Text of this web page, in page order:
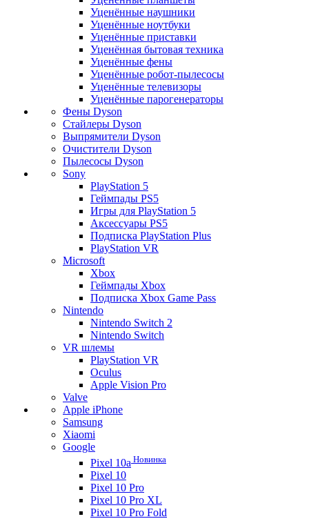
Уценённые наушники
Уценённые ноутбуки
Уценённые приставки
Уценённая бытовая техника
Уценённые фены
Уценённые робот-пылесосы
Уценённые телевизоры
Уценённые парогенераторы
Фены Dyson
Стайлеры Dyson
Выпрямители Dyson
Очистители Dyson
Пылесосы Dyson
Sony
PlayStation 5
Геймпады PS5
Игры для PlayStation 5
Аксессуары PS5
Подписка PlayStation Plus
PlayStation VR
Microsoft
Xbox
Геймпады Xbox
Подписка Xbox Game Pass
Nintendo
Nintendo Switch 2
Nintendo Switch
VR шлемы
PlayStation VR
Oculus
Apple Vision Pro
Valve
Apple iPhone
Samsung
Xiaomi
Google
Pixel 10a Новинка
Pixel 10
Pixel 10 Pro
Pixel 10 Pro XL
Pixel 10 Pro Fold